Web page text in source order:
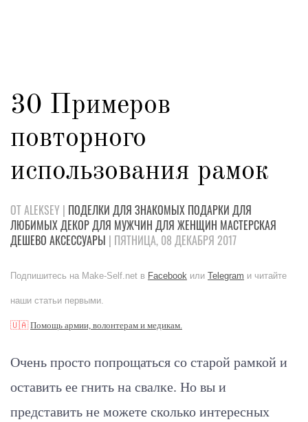
30 Примеров
повторного
использования рамок
ОТ ALEKSEY | ПОДЕЛКИ ДЛЯ ЗНАКОМЫХ ПОДАРКИ ДЛЯ
ЛЮБИМЫХДЕКОРДЛЯ МУЖЧИН ДЛЯ ЖЕНЩИН МАСТЕРСКАЯ
ДЕШЕВО АКСЕССУАРЫ | ПЯТНИЦА, 08 ДЕКАБРЯ 2017
Подпишитесь на Make-Self.net в Facebook или Telegram и читайте
наши статьи первыми.
🇺🇦Помощь армии, волонтерам и медикам.
Очень просто попрощаться со старой рамкой и
оставить ее гнить на свалке. Но вы и
представить не можете сколько интересных